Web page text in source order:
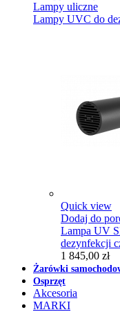
Lampy uliczne
Lampy UVC do
Quick view
Dodaj do
Lampa UV
dezynfekcji
1 845,00 zł
Żarówki
Osprzęt
Akcesoria
MARKI